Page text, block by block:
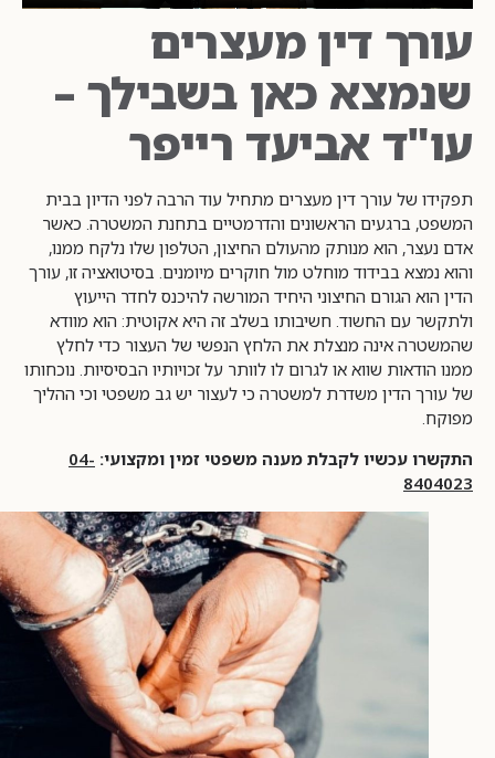
עורך דין מעצרים
שנמצא כאן בשבילך –
עו"ד אביעד רייפר
תפקידו של עורך דין מעצרים מתחיל עוד הרבה לפני הדיון בבית
המשפט, ברגעים הראשונים והדרמטיים בתחנת המשטרה. כאשר
אדם נעצר, הוא מנותק מהעולם החיצון, הטלפון שלו נלקח ממנו,
והוא נמצא בבידוד מוחלט מול חוקרים מיומנים. בסיטואציה זו, עורך
הדין הוא הגורם החיצוני היחיד המורשה להיכנס לחדר הייעוץ
ולתקשר עם החשוד. חשיבותו בשלב זה היא אקוטית: הוא מוודא
שהמשטרה אינה מנצלת את הלחץ הנפשי של העצור כדי לחלץ
ממנו הודאות שווא או לגרום לו לוותר על זכויותיו הבסיסיות. נוכחותו
של עורך הדין משדרת למשטרה כי לעצור יש גב משפטי וכי ההליך
מפוקח.
התקשרו עכשיו לקבלת מענה משפטי זמין ומקצועי:04-
8404023